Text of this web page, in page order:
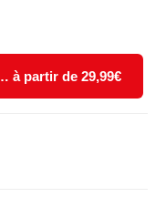
à partir de 29,99€